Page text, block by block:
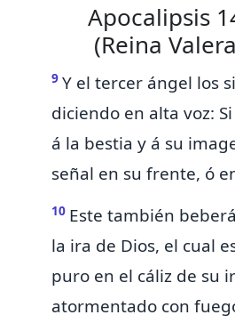
Apocalipsis
(Reina
9 Y el tercer ángel los
diciendo en alta voz:
á la bestia y á su
señal en su frente, ó
10 Este también
la ira de Dios, el cual
puro en el cáliz de su
atormentado con